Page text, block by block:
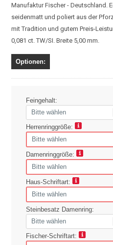
Manufaktur Fischer - Deutschland.
seidenmatt und poliert aus der
mit Tradition und gutem Preis-
0,081 ct. TW/SI. Breite 5,00 mm.
Optionen:
Feingehalt:
Herrenringgröße:
Damenringgröße:
Haus-Schriftart:
Steinbesatz Damenring:
Fischer-Schriftart: